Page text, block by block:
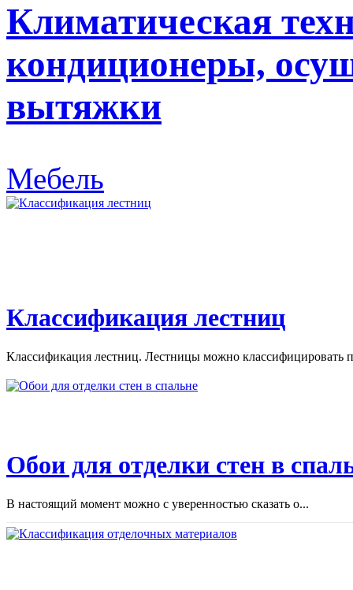
Климатическая
кондиционеры,
вытяжки
Мебель
Классификация лестниц
Классификация лестниц. Лестницы можно классифицировать
Обои для отделки стен в
В настоящий момент можно с уверенностью сказать о...